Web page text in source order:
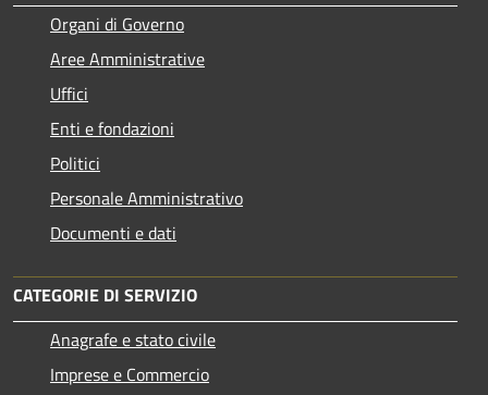
Organi di Governo
Aree Amministrative
Uffici
Enti e fondazioni
Politici
Personale Amministrativo
Documenti e dati
CATEGORIE DI SERVIZIO
Anagrafe e stato civile
Imprese e Commercio